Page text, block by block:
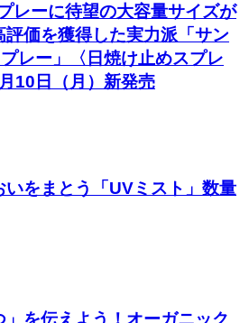
レーに待望の大容量サイズが
価を獲得した実力派「サン
レー」〈日焼け止めスプレ
10日（月）新発売
をまとう「UVミスト」数量
を伝えよう！オーガニック